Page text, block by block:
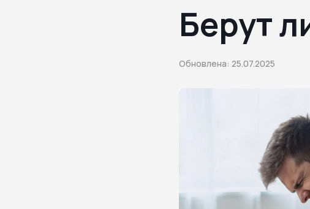
Берут
Обновлена: 25.07.2025